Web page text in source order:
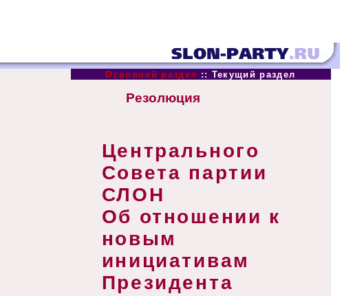
Основной раздел :: Текущий раздел
Резолюция
Центрального
Совета партии
СЛОН
Об отношении к
новым
инициативам
Президента